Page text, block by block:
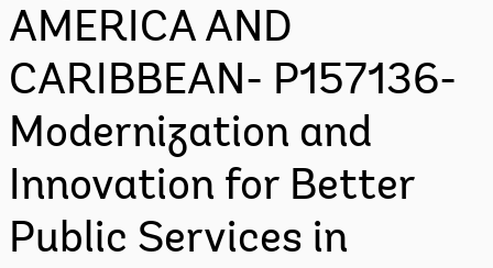
AMERICA AND
CARIBBEAN- P157136-
Modernization and
Innovation for Better
Public Services in